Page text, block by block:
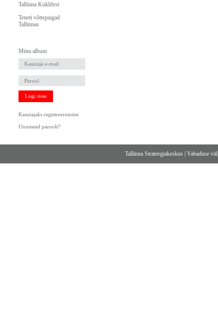
Tallinna Kuklifest
Teneti võttepaigad
Tallinnas
Minu album
Logi sisse
Kasutajaks registreerumine
Unustasid parooli?
Tallinna Strateegiakeskus |Vabaduse